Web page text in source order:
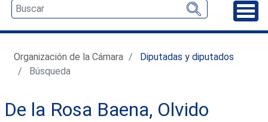
Organización de la Cámara
Diputadas y diputados
Búsqueda
De la Rosa Baena, Olvido